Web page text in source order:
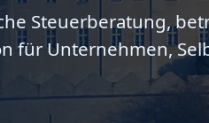
Steuerberatung,
für Unternehmen,